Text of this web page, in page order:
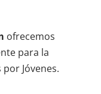
ofrecemos
para la
Jóvenes.